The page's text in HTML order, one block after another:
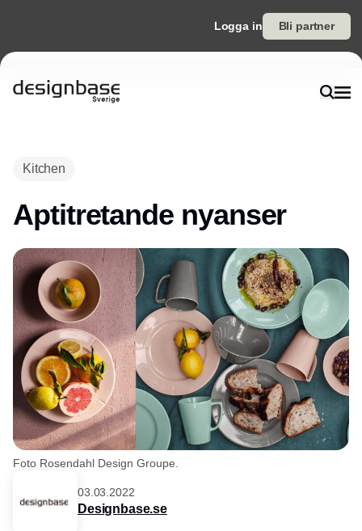
Logga in Bli partner
Kitchen
Aptitretande nyanser
Foto Rosendahl Design Groupe.
03.03.2022
Designbase.se